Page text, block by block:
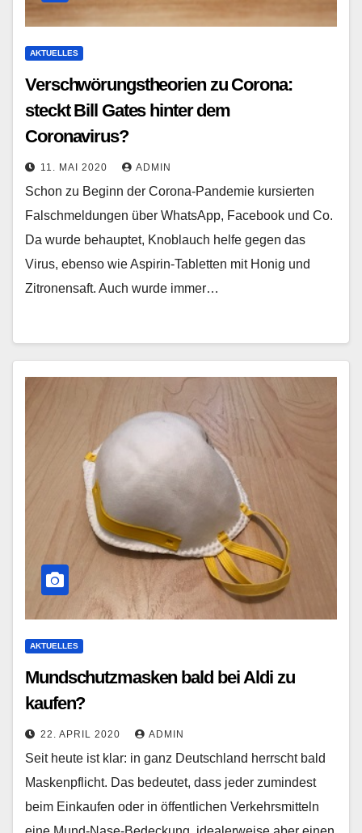
AKTUELLES
Verschwörungstheorien zu Corona:
steckt Bill Gates hinter dem
Coronavirus?
11. MAI 2020 ADMIN
Schon zu Beginn der Corona-Pandemie kursierten
Falschmeldungen über WhatsApp, Facebook und Co.
Da wurde behauptet, Knoblauch helfe gegen das
Virus, ebenso wie Aspirin-Tabletten mit Honig und
Zitronensaft. Auch wurde immer…
AKTUELLES
Mundschutzmasken bald bei Aldi zu
kaufen?
22. APRIL 2020 ADMIN
Seit heute ist klar: in ganz Deutschland herrscht bald
Maskenpflicht. Das bedeutet, dass jeder zumindest
beim Einkaufen oder in öffentlichen Verkehrsmitteln